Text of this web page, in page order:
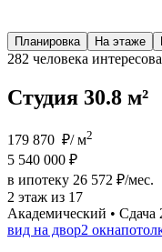
Планировка На этаже
282 человека
Студия 30.8 м²
179 870 ₽/ м2
5 540 000 ₽
в ипотеку 26 572 ₽/мес.
2 этаж из 17
Академический • Сдача
вид на двор2 окна